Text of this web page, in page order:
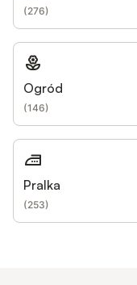
(276)
Ogród
(146)
Pralka
(253)